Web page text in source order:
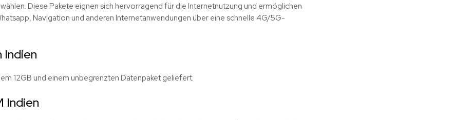
Diese Pakete eignen sich hervorragend für die Internetnutzung und ermöglichen
Navigation und anderen Internetanwendungen über eine schnelle 4G/5G-
Indien
12GB und einem unbegrenzten Datenpaket geliefert.
Indien